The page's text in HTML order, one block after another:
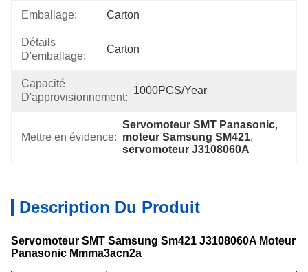
Emballage: Carton
Détails
D'emballage:
Carton
Capacité
D'approvisionnement:
1000PCS/Year
Mettre en évidence:
Servomoteur SMT Panasonic,
moteur Samsung SM421,
servomoteur J3108060A
Description Du Produit
Servomoteur SMT Samsung Sm421 J3108060A Moteur
Panasonic Mmma3acn2a